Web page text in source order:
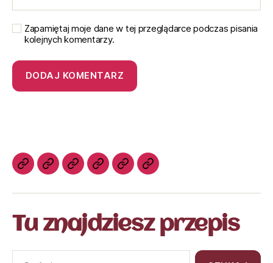
Zapamiętaj moje dane w tej przeglądarce podczas pisania
kolejnych komentarzy.
Tu znajdziesz przepis